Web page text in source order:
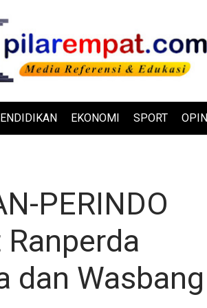
EKONOMI SPORT OPINI
PERINDO
dan Wasbang